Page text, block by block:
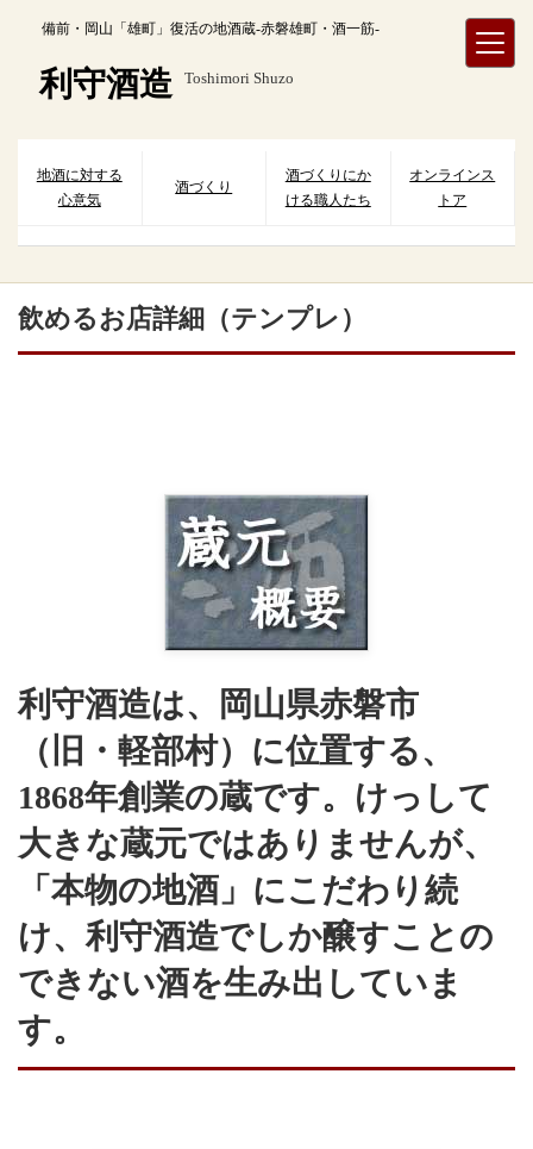
備前・岡山「雄町」復活の地酒蔵-赤磐雄町・酒一筋-
利守酒造 Toshimori Shuzo
地酒に対する
心意気
酒づくり
酒づくりにか
ける職人たち
オンラインス
トア
飲めるお店詳細（テンプレ）
利守酒造は、岡山県赤磐市
（旧・軽部村）に位置する、
1868年創業の蔵です。けっして
大きな蔵元ではありませんが、
「本物の地酒」にこだわり続
け、利守酒造でしか醸すことの
できない酒を生み出していま
す。